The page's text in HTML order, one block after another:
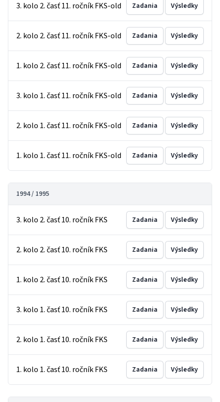
3. kolo 2. časť 11. ročník FKS-old Zadania Výsledky
2. kolo 2. časť 11. ročník FKS-old Zadania Výsledky
1. kolo 2. časť 11. ročník FKS-old Zadania Výsledky
3. kolo 1. časť 11. ročník FKS-old Zadania Výsledky
2. kolo 1. časť 11. ročník FKS-old Zadania Výsledky
1. kolo 1. časť 11. ročník FKS-old Zadania Výsledky
1994 / 1995
3. kolo 2. časť 10. ročník FKS Zadania Výsledky
2. kolo 2. časť 10. ročník FKS Zadania Výsledky
1. kolo 2. časť 10. ročník FKS Zadania Výsledky
3. kolo 1. časť 10. ročník FKS Zadania Výsledky
2. kolo 1. časť 10. ročník FKS Zadania Výsledky
1. kolo 1. časť 10. ročník FKS Zadania Výsledky